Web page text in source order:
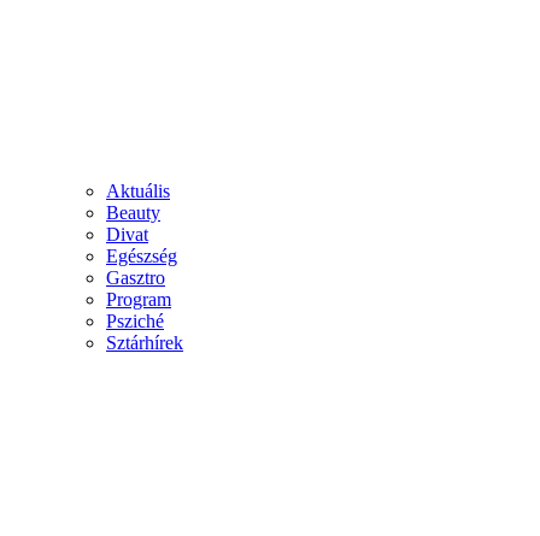
Aktuális
Beauty
Divat
Egészség
Gasztro
Program
Psziché
Sztárhírek